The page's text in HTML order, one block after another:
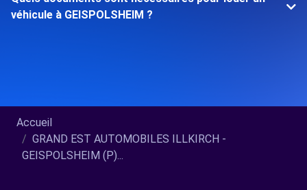
véhicule à GEISPOLSHEIM ?
Accueil
GRAND EST AUTOMOBILES ILLKIRCH -
GEISPOLSHEIM (P)...